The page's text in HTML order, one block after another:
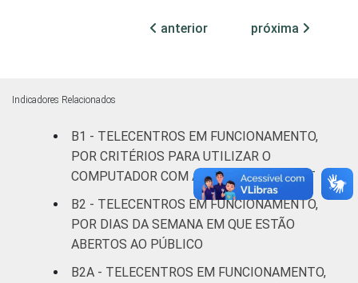
anterior próxima
Indicadores Relacionados
B1 - TELECENTROS EM FUNCIONAMENTO,
POR CRITÉRIOS PARA UTILIZAR O
COMPUTADOR COM ACESSO À INTERNET
B2 - TELECENTROS EM FUNCIONAMENTO,
POR DIAS DA SEMANA EM QUE ESTÃO
ABERTOS AO PÚBLICO
B2A - TELECENTROS EM FUNCIONAMENTO,